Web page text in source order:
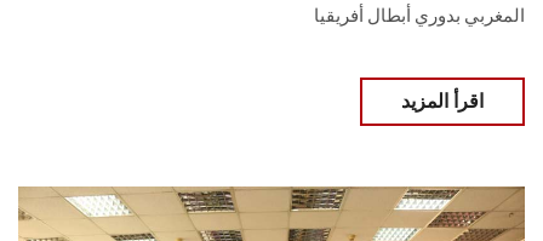
المغربي بدوري أبطال أفريقيا
اقرأ المزيد